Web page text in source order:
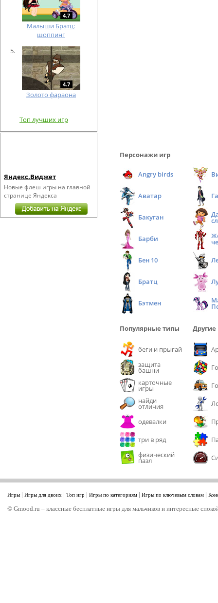
4.7
Малыши Братц:
шоппинг
4.7
Золото фараона
Топ лучших игр
Яндекс.Виджет
Новые флеш игры на главной
странице Яндекса
Персонажи игр
Angry birds
Аватар
Бакуган
Барби
Бен 10
Братц
Бэтмен
Популярные типы
беги и прыгай
защита
башни
карточные
игры
найди
отличия
одевалки
три в ряд
физический
пазл
Игры | Игры для двоих | Топ игр | Игры по категориям | Игры по ключевым словам |
© Gmood.ru – классные бесплатные игры для мальчиков и интересные